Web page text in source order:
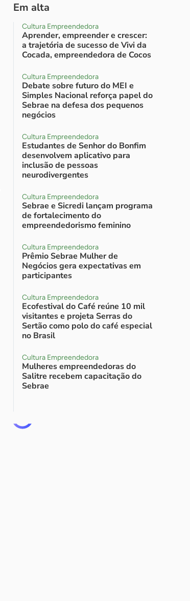
Em alta
Cultura Empreendedora
Aprender, empreender e crescer:
a trajetória de sucesso de Vivi da
Cocada, empreendedora de Cocos
Cultura Empreendedora
Debate sobre futuro do MEI e
Simples Nacional reforça papel do
Sebrae na defesa dos pequenos
negócios
Cultura Empreendedora
Estudantes de Senhor do Bonfim
desenvolvem aplicativo para
inclusão de pessoas
neurodivergentes
Cultura Empreendedora
Sebrae e Sicredi lançam programa
de fortalecimento do
empreendedorismo feminino
Cultura Empreendedora
Prêmio Sebrae Mulher de
Negócios gera expectativas em
participantes
Cultura Empreendedora
Ecofestival do Café reúne 10 mil
visitantes e projeta Serras do
Sertão como polo do café especial
no Brasil
Cultura Empreendedora
Mulheres empreendedoras do
Salitre recebem capacitação do
Sebrae